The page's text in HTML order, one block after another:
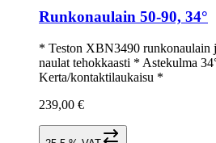
Runkonaulain 50-90, 34°
* Teston XBN3490 runkonaulain
naulat tehokkaasti * Astekulma
Kerta/kontaktilaukaisu *
239,00 €